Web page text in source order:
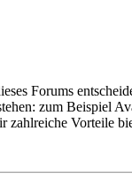
Forums
zum Beispiel
zahlreiche Vorteile